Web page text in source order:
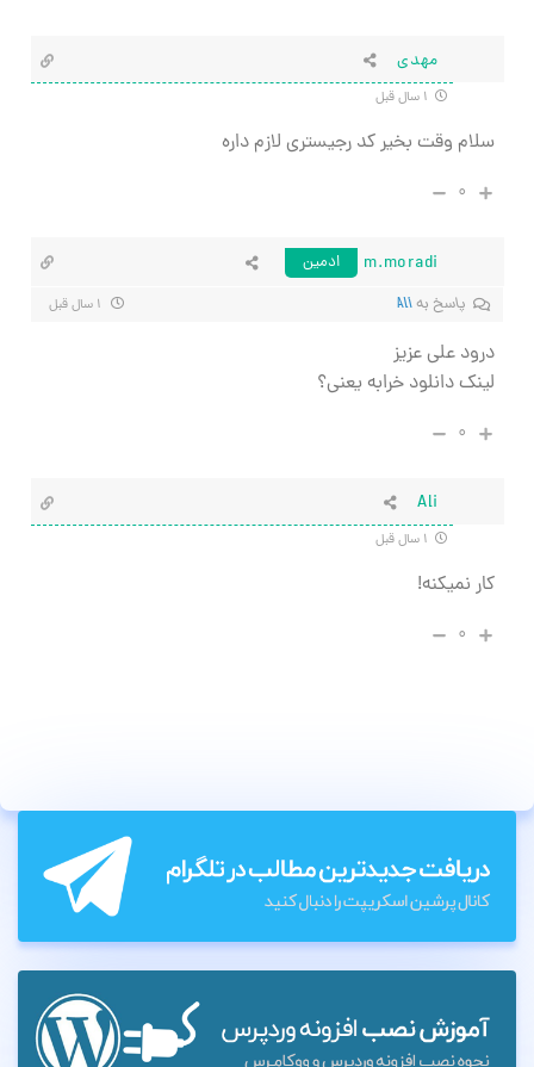
مهدی
سلام وقت بخیر کد رجیستری لازم داره
۰
m.moradi
ادمین
پاسخ بهAli
درود علی عزیز
لینک دانلود خرابه یعنی؟
۰
Ali
کار نمیکنه!
۰